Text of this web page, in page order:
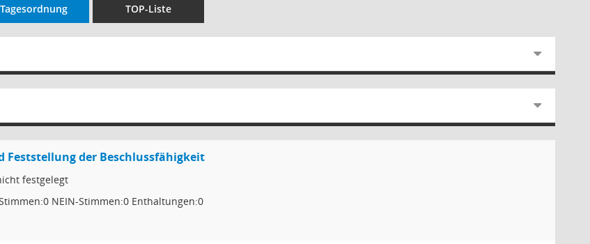
Tagesordnung TOP-Liste
Feststellung der Beschlussfähigkeit
festgelegt
NEIN-Stimmen:0 Enthaltungen:0